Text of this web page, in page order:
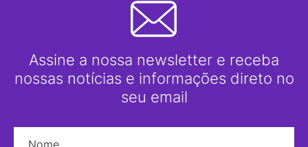
Assine a nossa newsletter e receba
nossas notícias e informações direto no
seu email